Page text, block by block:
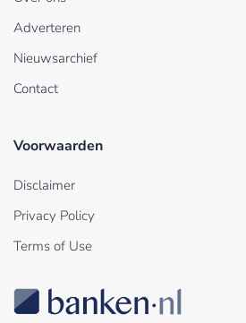
Adverteren
Nieuwsarchief
Contact
Voorwaarden
Disclaimer
Privacy Policy
Terms of Use